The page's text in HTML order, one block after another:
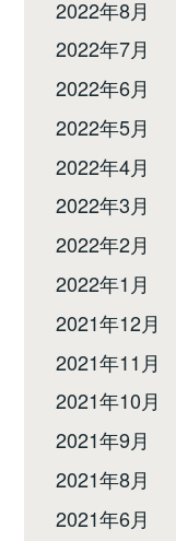
2022年8月
2022年7月
2022年6月
2022年5月
2022年4月
2022年3月
2022年2月
2022年1月
2021年12月
2021年11月
2021年10月
2021年9月
2021年8月
2021年6月